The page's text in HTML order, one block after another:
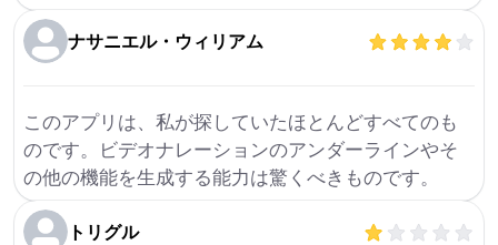
ナサニエル・ウィリアム
このアプリは、私が探していたほとんどすべてのも
のです。ビデオナレーションのアンダーラインやそ
の他の機能を生成する能力は驚くべきものです。
トリグル